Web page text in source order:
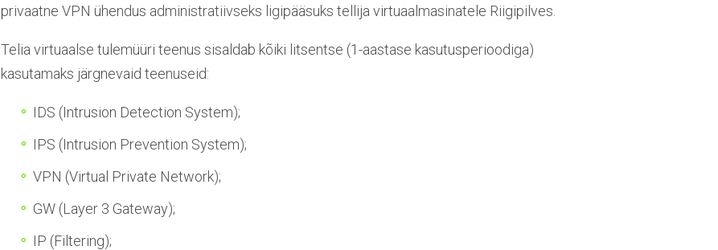
privaatne VPN ühendus administratiivseks ligipääsuks tellija virtuaalmasinatele Riigipilves.
Telia virtuaalse tulemüüri teenus sisaldab kõiki litsentse (1-aastase kasutusperioodiga)
kasutamaks järgnevaid teenuseid:
IDS (Intrusion Detection System);
IPS (Intrusion Prevention System);
VPN (Virtual Private Network);
GW (Layer 3 Gateway);
IP (Filtering);